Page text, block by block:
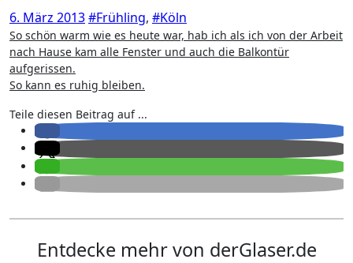
6. März 2013#Frühling, #Köln
So schön warm wie es heute war, hab ich als ich von der Arbeit
nach Hause kam alle Fenster und auch die Balkontür
aufgerissen.
So kann es ruhig bleiben.
Teile diesen Beitrag auf ...
Entdecke mehr von derGlaser.de